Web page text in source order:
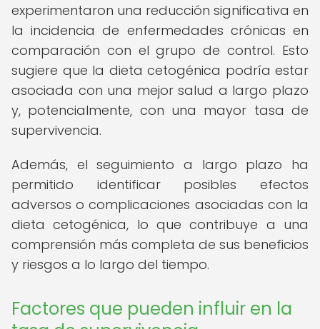
experimentaron una reducción significativa en
la incidencia de enfermedades crónicas en
comparación con el grupo de control. Esto
sugiere que la dieta cetogénica podría estar
asociada con una mejor salud a largo plazo
y, potencialmente, con una mayor tasa de
supervivencia.
Además, el seguimiento a largo plazo ha
permitido identificar posibles efectos
adversos o complicaciones asociadas con la
dieta cetogénica, lo que contribuye a una
comprensión más completa de sus beneficios
y riesgos a lo largo del tiempo.
Factores que pueden influir en la